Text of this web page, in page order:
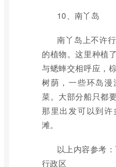
10、南丫岛
南丫岛上不许
的植物。这里种植
与蟋蟀交相呼应，
树荫，一些环岛
菜。大部分船只都
那里出发可以到
滩。
以上内容参考
行政区